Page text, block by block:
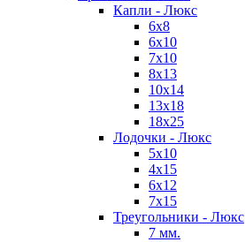
Капли - Люкс
6х8
6х10
7х10
8х13
10х14
13х18
18x25
Лодочки - Люкс
5х10
4х15
6х12
7х15
Треугольники - Люкс
7 мм.